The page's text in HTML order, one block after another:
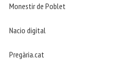
Monestir de Poblet
Nacio digital
Pregària.cat